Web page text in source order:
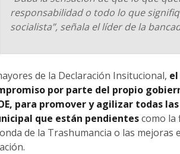
responsabilidad o todo lo que
socialista”, señala el líder de la
de la Declaración Insitucional,
por parte del propio
para promover y agilizar todas
que están pendientescomo la
de la Trashumancia o las mejoras